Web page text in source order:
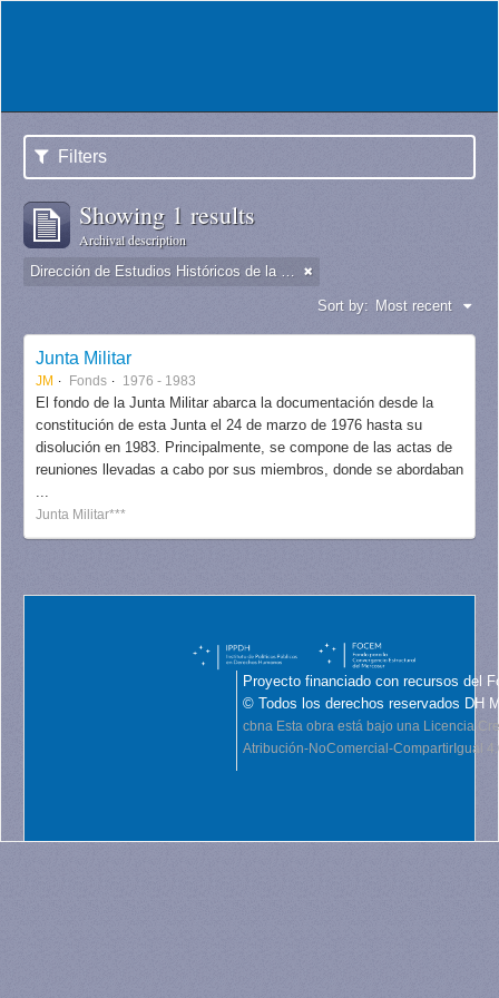
Filters
Showing 1 results
Archival description
Dirección de Estudios Históricos de la Fuerza Aérea
Sort by: Most recent
Junta Militar
JM Fonds 1976 - 1983
El fondo de la Junta Militar abarca la documentación desde la
constitución de esta Junta el 24 de marzo de 1976 hasta su
disolución en 1983. Principalmente, se compone de las actas de
reuniones llevadas a cabo por sus miembros, donde se abordaban
...
Junta Militar***
Proyecto financiado con recursos del
© Todos los derechos reservados DH
cbna Esta obra está bajo una Licencia
Atribución-NoComercial-CompartirIgual